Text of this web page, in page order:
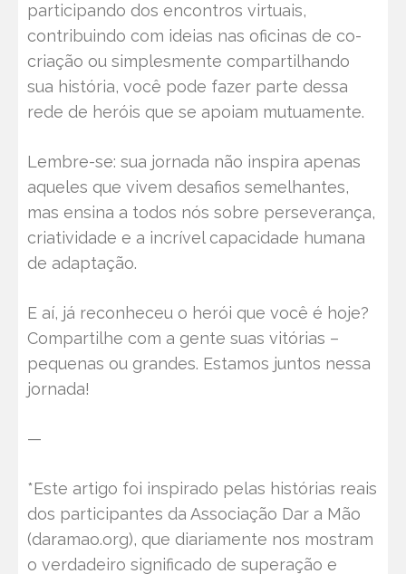
participando dos encontros virtuais,
contribuindo com ideias nas oficinas de co-
criação ou simplesmente compartilhando
sua história, você pode fazer parte dessa
rede de heróis que se apoiam mutuamente.
Lembre-se: sua jornada não inspira apenas
aqueles que vivem desafios semelhantes,
mas ensina a todos nós sobre perseverança,
criatividade e a incrível capacidade humana
de adaptação.
E aí, já reconheceu o herói que você é hoje?
Compartilhe com a gente suas vitórias –
pequenas ou grandes. Estamos juntos nessa
jornada!
—
*Este artigo foi inspirado pelas histórias reais
dos participantes da Associação Dar a Mão
(daramao.org), que diariamente nos mostram
o verdadeiro significado de superação e